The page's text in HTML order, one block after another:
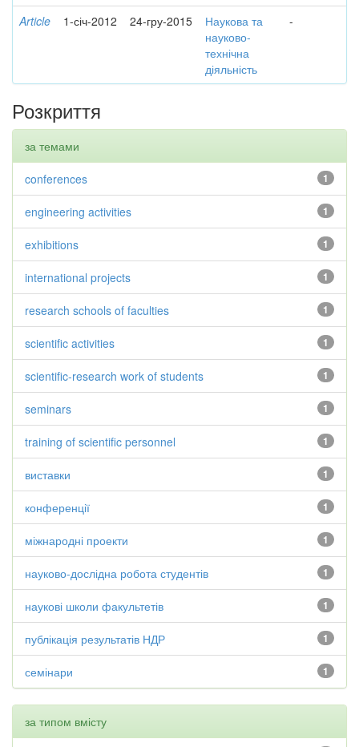
Article 1-січ-2012 24-гру-2015
Наукова та
науково-
технічна
діяльність
-
Розкриття
за темами
1
conferences
1
engineering activities
1
exhibitions
1
international projects
1
research schools of faculties
1
scientific activities
1
scientific-research work of students
1
seminars
1
training of scientific personnel
1
виставки
1
конференції
1
міжнародні проекти
1
науково-дослідна робота студентів
1
наукові школи факультетів
1
публікація результатів НДР
1
семінари
за типом вмісту